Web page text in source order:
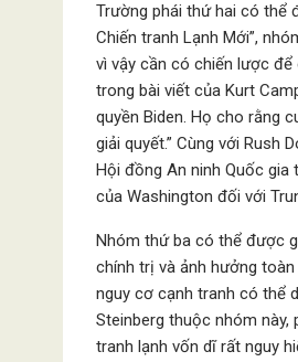
Trường phái thứ hai có thể
Chiến tranh Lạnh Mới”,
vì vậy cần có chiến lược
trong bài viết của Kurt
quyền Biden. Họ cho rằng
giải quyết.” Cùng với Rush
Hội đồng An ninh Quốc
của Washington đối với
Nhóm thứ ba có thể được
chính trị và ảnh hưởng
nguy cơ cạnh tranh có thể
Steinberg thuộc nhóm này,
tranh lạnh vốn dĩ rất nguy